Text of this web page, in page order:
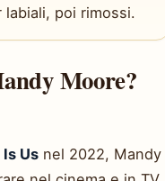
labiali, poi rimossi.
Moore?
Us nel 2022, Mandy